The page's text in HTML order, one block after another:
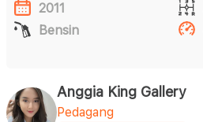
2011
Bensin
Anggia King Gallery
Pedagang